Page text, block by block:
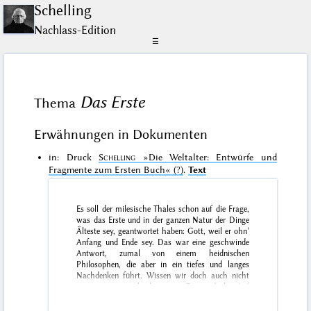
Schelling
Nachlass-Edition
☰
Thema Das Erste
Erwähnungen in Dokumenten
in: Druck Schelling
»Die Weltalter: Entwürfe und
Fragmente zum Ersten Buch« (?).Text
Es soll der milesische Thales schon auf die Frage,
was das Erste und in der ganzen Natur der Dinge
Älteste sey, geantwortet haben: Gott, weil er ohn’
Anfang und Ende sey. Das war eine geschwinde
Antwort, zumal von einem heidnischen
Philosophen, die aber in ein tiefes und langes
Nachdenken führt. Wissen wir doch auch nicht
genau, was er sich eben unter Gott gedacht. Auf